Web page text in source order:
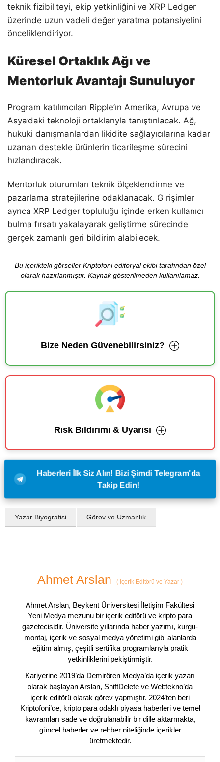
teknik fizibiliteyi, ekip yetkinliğini ve XRP Ledger
üzerinde uzun vadeli değer yaratma potansiyelini
önceliklendiriyor.
Küresel Ortaklık Ağı ve
Mentorluk Avantajı Sunuluyor
Program katılımcıları Ripple’ın Amerika, Avrupa ve
Asya’daki teknoloji ortaklarıyla tanıştırılacak. Ağ,
hukuki danışmanlardan likidite sağlayıcılarına kadar
uzanan destekle ürünlerin ticarileşme sürecini
hızlandıracak.
Mentorluk oturumları teknik ölçeklendirme ve
pazarlama stratejilerine odaklanacak. Girişimler
ayrıca XRP Ledger topluluğu içinde erken kullanıcı
bulma fırsatı yakalayarak geliştirme sürecinde
gerçek zamanlı geri bildirim alabilecek.
Bu içerikteki görseller Kriptofoni editoryal ekibi tarafından özel
olarak hazırlanmıştır. Kaynak gösterilmeden kullanılamaz.
Bize Neden Güvenebilirsiniz?
Risk Bildirimi & Uyarısı
Haberleri İlk Siz Alın! Bizi Şimdi Telegram'da
Takip Edin!
Yazar Biyografisi Görev ve Uzmanlık
Ahmet Arslan ( İçerik Editörü ve Yazar )
Ahmet Arslan, Beykent Üniversitesi İletişim Fakültesi
Yeni Medya mezunu bir içerik editörü ve kripto para
gazetecisidir. Üniversite yıllarında haber yazımı, kurgu-
montaj, içerik ve sosyal medya yönetimi gibi alanlarda
eğitim almış, çeşitli sertifika programlarıyla pratik
yetkinliklerini pekiştirmiştir.
Kariyerine 2019’da Demirören Medya’da içerik yazarı
olarak başlayan Arslan, ShiftDelete ve Webtekno’da
içerik editörü olarak görev yapmıştır. 2024’ten beri
Kriptofoni’de, kripto para odaklı piyasa haberleri ve temel
kavramları sade ve doğrulanabilir bir dille aktarmakta,
güncel haberler ve rehber niteliğinde içerikler
üretmektedir.